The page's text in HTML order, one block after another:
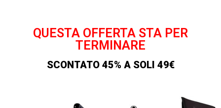
QUESTA OFFERTA STA PER
TERMINARE
SCONTATO 45% A SOLI 49€